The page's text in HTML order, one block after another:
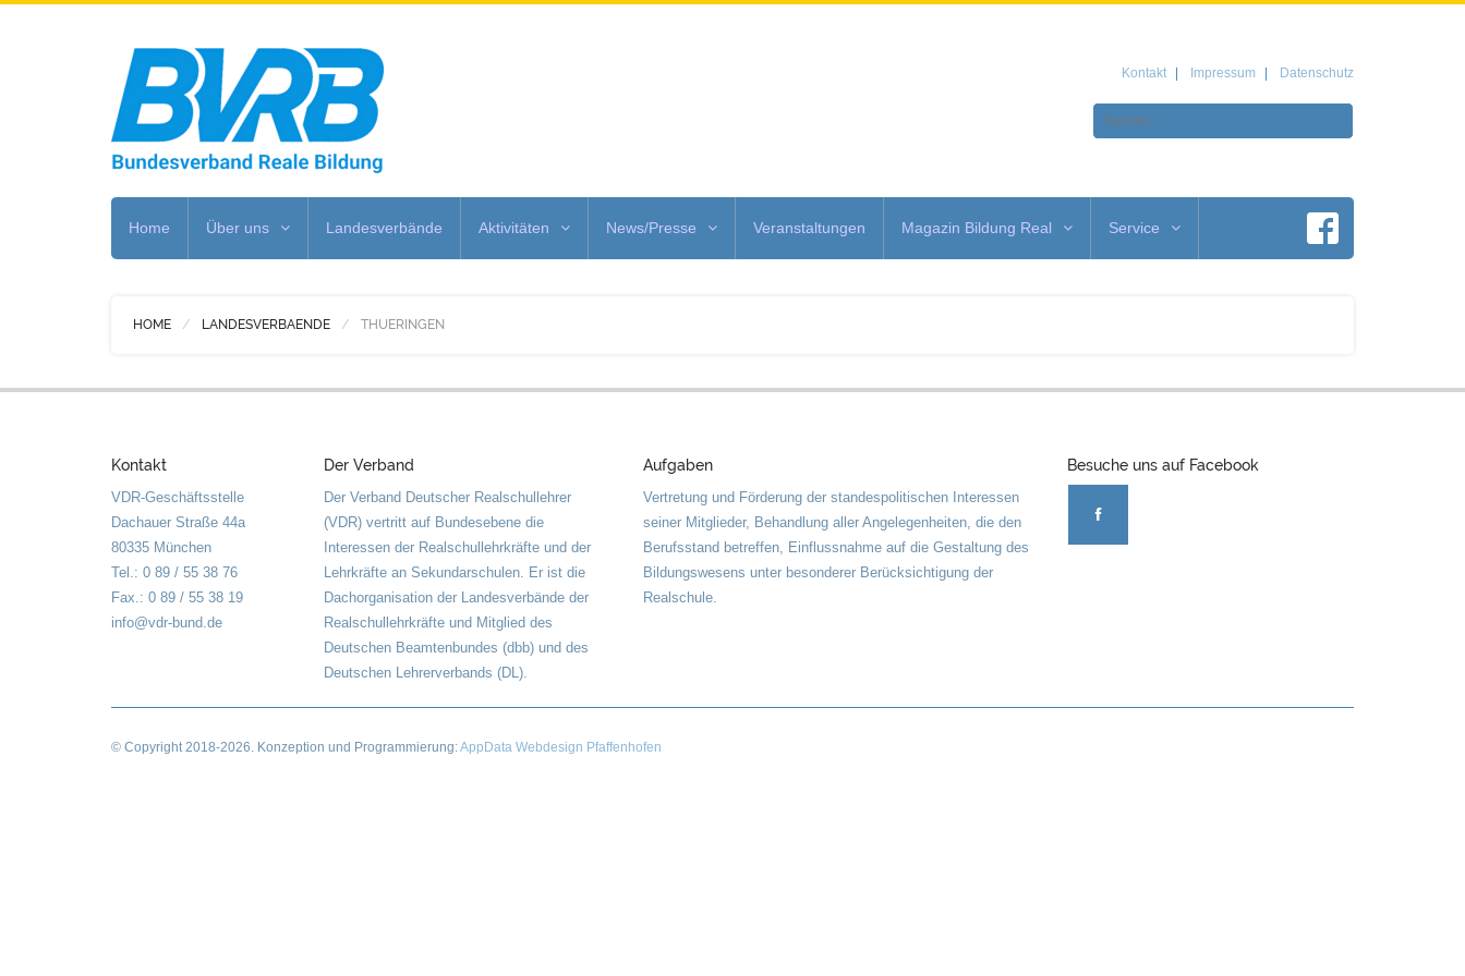
Kontakt Impressum Datenschutz
Home Über uns Landesverbände Aktivitäten News/Presse Veranstaltungen Magazin Bildung Real Service
HOME LANDESVERBAENDE THUERINGEN
Kontakt
VDR-Geschäftsstelle
Dachauer Straße 44a
80335 München
Tel.: 0 89 / 55 38 76
Fax.: 0 89 / 55 38 19
info@vdr-bund.de
Der Verband
Der Verband Deutscher Realschullehrer
(VDR) vertritt auf Bundesebene die
Interessen der Realschullehrkräfte und der
Lehrkräfte an Sekundarschulen. Er ist die
Dachorganisation der Landesverbände der
Realschullehrkräfte und Mitglied des
Deutschen Beamtenbundes (dbb) und des
Deutschen Lehrerverbands (DL).
Aufgaben
Vertretung und Förderung der standespolitischen Interessen
seiner Mitglieder, Behandlung aller Angelegenheiten, die den
Berufsstand betreffen, Einflussnahme auf die Gestaltung des
Bildungswesens unter besonderer Berücksichtigung der
Realschule.
Besuche uns auf Facebook
© Copyright2018-2026. Konzeption und Programmierung:AppData Webdesign Pfaffenhofen